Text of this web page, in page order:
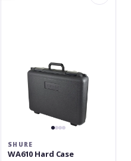
SHURE
WA610 Hard Case